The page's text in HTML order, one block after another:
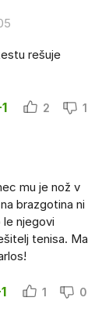
rešuje
2 1
mu je nož v
brazgotina ni
le njegovi
tenisa. Ma
1 0